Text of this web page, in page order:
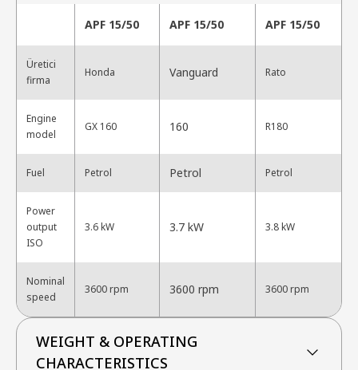
APF 15/50 APF 15/50 APF 15/50
Üretici
firma
Honda Vanguard Rato
Engine
model
GX 160 160 R180
Fuel Petrol Petrol Petrol
Power
output
ISO
3.6 kW 3.7 kW 3.8 kW
Nominal
speed
3600 rpm 3600 rpm 3600 rpm
WEIGHT & OPERATING
CHARACTERISTICS